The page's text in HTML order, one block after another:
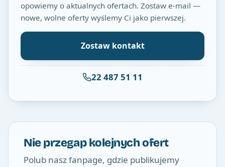
opowiemy o aktualnych ofertach. Zostaw e-mail —
nowe, wolne oferty wyślemy Ci jako pierwszej.
Zostaw kontakt
22 487 51 11
Nie przegap kolejnych ofert
Polub nasz fanpage, gdzie publikujemy